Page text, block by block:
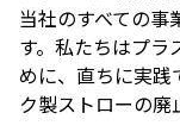
当社のすべての事
す。私たちはプラ
めに、直ちに実践
ク製ストローの廃